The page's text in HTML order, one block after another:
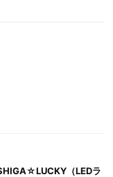
（LEDラ